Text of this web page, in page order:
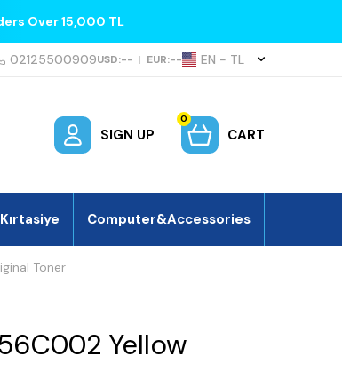
Over 15,000 TL
02125500909USD:-- | EUR:-- EN − TL
SIGN UP
0
CART
Computer&Accessories
Toner
Yellow